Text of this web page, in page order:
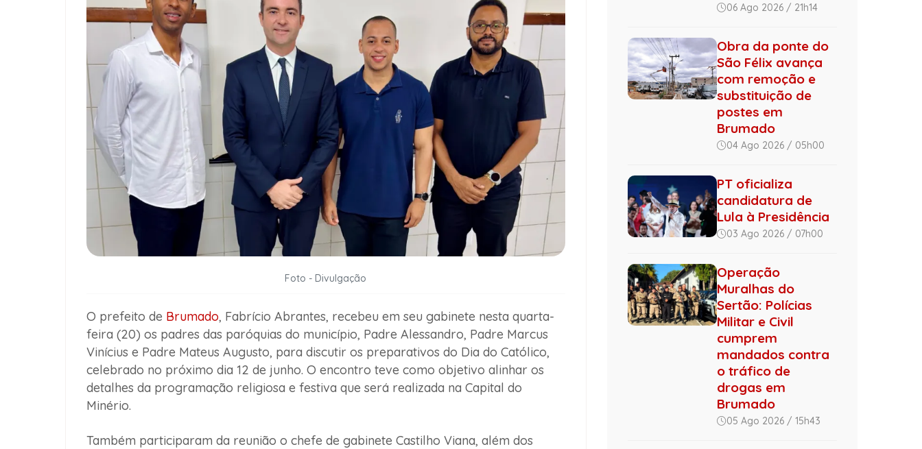
Foto - Divulgação
O prefeito de Brumado, Fabrício Abrantes, recebeu em seu gabinete nesta quarta-
feira (20) os padres das paróquias do município, Padre Alessandro, Padre Marcus
Vinícius e Padre Mateus Augusto, para discutir os preparativos do Dia do Católico,
celebrado no próximo dia 12 de junho. O encontro teve como objetivo alinhar os
detalhes da programação religiosa e festiva que será realizada na Capital do
Minério.
Também participaram da reunião o chefe de gabinete Castilho Viana, além dos
06 Ago 2026 / 21h14
Obra da ponte do
São Félix avança
com remoção e
substituição de
postes em
Brumado
04 Ago 2026 / 05h00
PT oficializa
candidatura de
Lula à Presidência
03 Ago 2026 / 07h00
Operação
Muralhas do
Sertão: Polícias
Militar e Civil
cumprem
mandados contra
o tráfico de
drogas em
Brumado
05 Ago 2026 / 15h43